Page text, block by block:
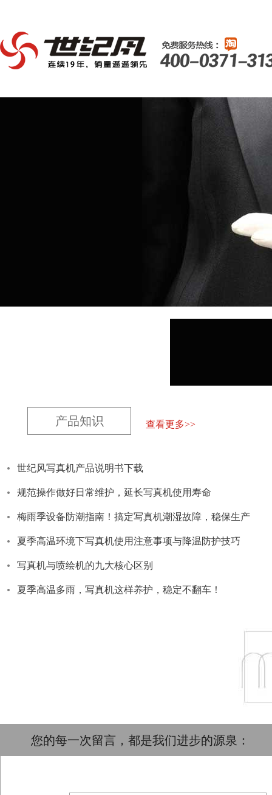
产品知识 查看更多>>
世纪风写真机产品说明书下载
规范操作做好日常维护，延长写真机使用寿命
梅雨季设备防潮指南！搞定写真机潮湿故障，稳保生产
夏季高温环境下写真机使用注意事项与降温防护技巧
写真机与喷绘机的九大核心区别
夏季高温多雨，写真机这样养护，稳定不翻车！
您的每一次留言，都是我们进步的源泉：